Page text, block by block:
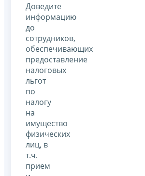
Доведите
информацию
до
сотрудников,
обеспечивающих
предоставление
налоговых
льгот
по
налогу
на
имущество
физических
лиц, в
т.ч.
прием